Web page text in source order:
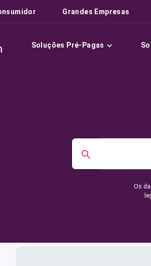
Grandes Empresas
Soluções Pré-Pagas
Os